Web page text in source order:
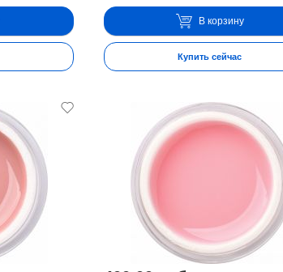
В корзину
Купить сейчас